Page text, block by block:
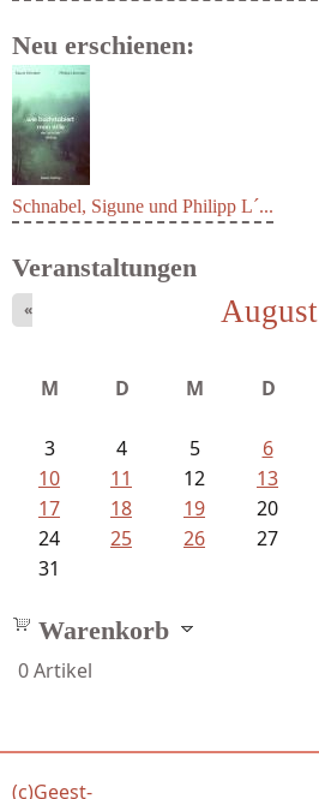
Neu erschienen:
Schnabel, Sigune und Philipp L´...
Veranstaltungen
August
«
M D M D
3
4 5 6
10
11 12 13
17
18 19 20
24
25 26 27
31
Warenkorb
0Artikel
(c)Geest-